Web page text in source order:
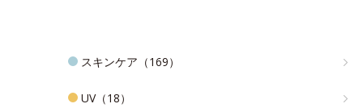
スキンケア（169）
UV（18）